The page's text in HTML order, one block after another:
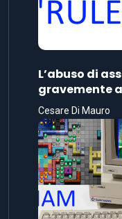
L’abuso di
gravemente
Cesare Di Mauro